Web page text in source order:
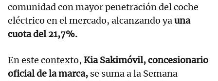
comunidad con mayor penetración del coche
eléctrico en el mercado, alcanzando yauna
cuota del 21,7%.
En este contexto, Kia Sakimóvil, concesionario
oficial de la marca, se suma a la Semana